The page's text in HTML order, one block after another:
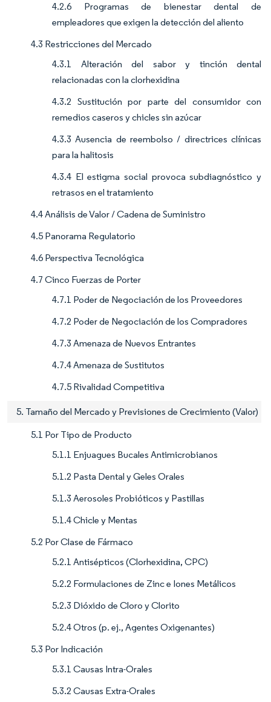
4.2.6 Programas de bienestar dental de
empleadores que exigen la detección del aliento
4.3 Restricciones del Mercado
4.3.1 Alteración del sabor y tinción dental
relacionadas con la clorhexidina
4.3.2 Sustitución por parte del consumidor con
remedios caseros y chicles sin azúcar
4.3.3 Ausencia de reembolso / directrices clínicas
para la halitosis
4.3.4 El estigma social provoca subdiagnóstico y
retrasos en el tratamiento
4.4 Análisis de Valor / Cadena de Suministro
4.5 Panorama Regulatorio
4.6 Perspectiva Tecnológica
4.7 Cinco Fuerzas de Porter
4.7.1 Poder de Negociación de los Proveedores
4.7.2 Poder de Negociación de los Compradores
4.7.3 Amenaza de Nuevos Entrantes
4.7.4 Amenaza de Sustitutos
4.7.5 Rivalidad Competitiva
5. Tamaño del Mercado y Previsiones de Crecimiento (Valor)
5.1 Por Tipo de Producto
5.1.1 Enjuagues Bucales Antimicrobianos
5.1.2 Pasta Dental y Geles Orales
5.1.3 Aerosoles Probióticos y Pastillas
5.1.4 Chicle y Mentas
5.2 Por Clase de Fármaco
5.2.1 Antisépticos (Clorhexidina, CPC)
5.2.2 Formulaciones de Zinc e Iones Metálicos
5.2.3 Dióxido de Cloro y Clorito
5.2.4 Otros (p. ej., Agentes Oxigenantes)
5.3 Por Indicación
5.3.1 Causas Intra-Orales
5.3.2 Causas Extra-Orales